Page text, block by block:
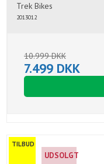
Trek Bikes
2013012
10.999 DKK
7.499 DKK
TILBUD
UDSOLGT